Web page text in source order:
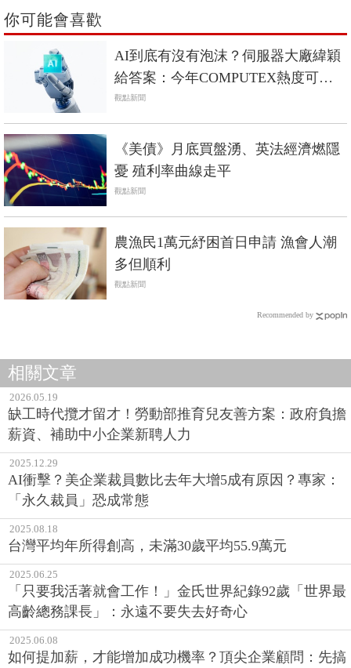
你可能會喜歡
AI到底有沒有泡沫？伺服器大廠緯穎
給答案：今年COMPUTEX熱度可
期！
觀點新聞
《美債》月底買盤湧、英法經濟燃隱
憂 殖利率曲線走平
觀點新聞
農漁民1萬元紓困首日申請 漁會人潮
多但順利
觀點新聞
Recommended by
相關文章
2026.05.19
缺工時代攬才留才！勞動部推育兒友善方案：政府負擔
薪資、補助中小企業新聘人力
2025.12.29
AI衝擊？美企業裁員數比去年大增5成有原因？專家：
「永久裁員」恐成常態
2025.08.18
台灣平均年所得創高，未滿30歲平均55.9萬元
2025.06.25
「只要我活著就會工作！」金氏世界紀錄92歲「世界最
高齡總務課長」：永遠不要失去好奇心
2025.06.08
如何提加薪，才能增加成功機率？頂尖企業顧問：先搞